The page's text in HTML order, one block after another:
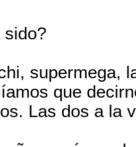
sido?
supermega,
que
Las dos a la